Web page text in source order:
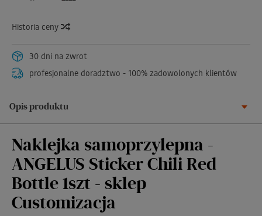
Historia ceny
30 dni na zwrot
profesjonalne doradztwo - 100% zadowolonych klientów
Opis produktu
Naklejka samoprzylepna -
ANGELUS Sticker Chili Red
Bottle 1szt - sklep
Customizacja